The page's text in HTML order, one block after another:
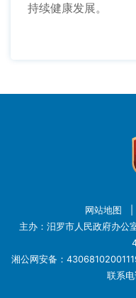
持续健康发展。
网站地图
主办：汨罗市人民政府办
湘公网安备：
联系